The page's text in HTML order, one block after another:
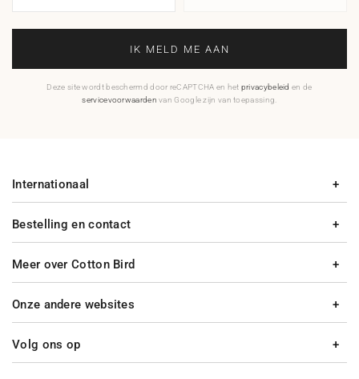
IK MELD ME AAN
Deze site wordt beschermd door reCAPTCHA en het privacybeleid en de
servicevoorwaarden van Google zijn van toepassing.
Bestelling en contact
Meer over Cotton Bird
Internationaal
Onze andere websites
Volg ons op